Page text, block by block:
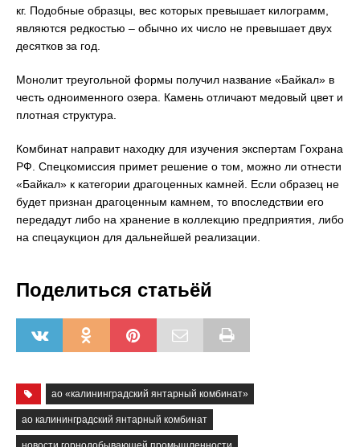
кг. Подобные образцы, вес которых превышает килограмм,
являются редкостью – обычно их число не превышает двух
десятков за год.
Монолит треугольной формы получил название «Байкал» в
честь одноименного озера. Камень отличают медовый цвет и
плотная структура.
Комбинат направит находку для изучения экспертам Гохрана
РФ. Спецкомиссия примет решение о том, можно ли отнести
«Байкал» к категории драгоценных камней. Если образец не
будет признан драгоценным камнем, то впоследствии его
передадут либо на хранение в коллекцию предприятия, либо
на спецаукцион для дальнейшей реализации.
Поделиться статьёй
ао «калининградский янтарный комбинат»
ао калининградский янтарный комбинат